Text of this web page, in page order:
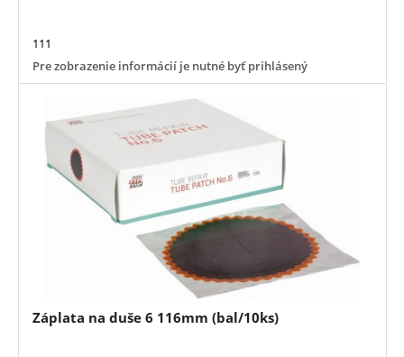
111
Pre zobrazenie informácií je nutné byť prihlásený
Záplata na duše 6 116mm (bal/10ks)